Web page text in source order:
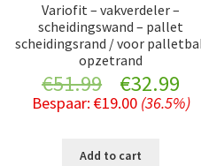
Variofit – vakverdeler –
scheidingswand – pallet
scheidingsrand / voor
opzetrand
€51.99
Original
price
was:
€32.99
Bespaar: €19.00 (36.5%)
Add to cart